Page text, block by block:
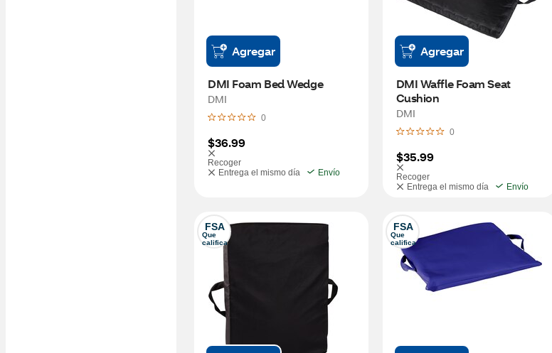
Agregar
DMI Foam Bed Wedge
DMI
0
$36.99
Recoger
Entrega el mismo día
Envío
Agregar
DMI Waffle Foam Seat
Cushion
DMI
0
$35.99
Recoger
Entrega el mismo día
Envío
FSA
Que
califica
FSA
Que
califica